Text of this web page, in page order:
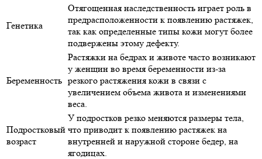
Генетика
Отягощенная наследственность играет роль в
предрасположенности к появлению растяжек,
так как определенные типы кожи могут более
подвержены этому дефекту.
Беременность
Растяжки на бедрах и животе часто возникают
у женщин во время беременности из-за
резкого растяжения кожи в связи с
увеличением объема живота и изменениями
веса.
Подростковый
возраст
У подростков резко меняются размеры тела,
что приводит к появлению растяжек на
внутренней и наружной стороне бедер, на
ягодицах.